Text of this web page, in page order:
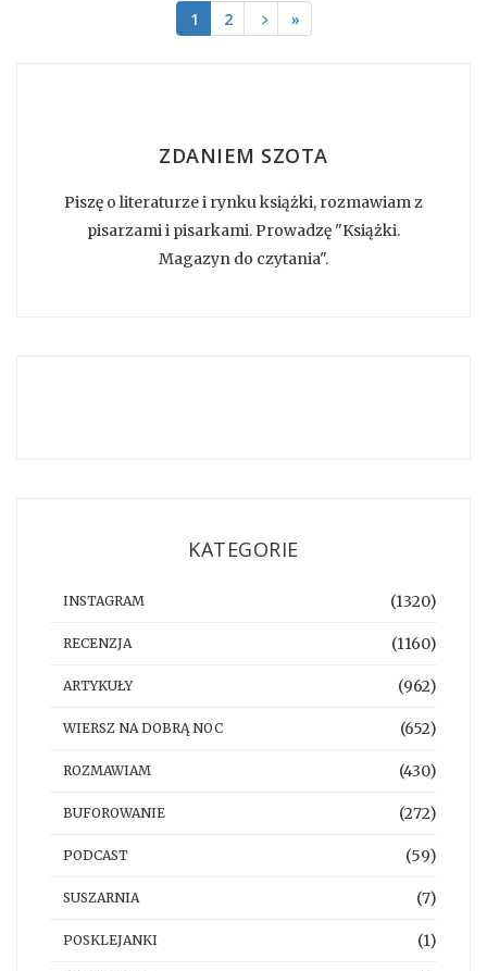
1 2 ﹥ »
ZDANIEM SZOTA
Piszę o literaturze i rynku książki, rozmawiam z
pisarzami i pisarkami. Prowadzę "Książki.
Magazyn do czytania".
KATEGORIE
INSTAGRAM (1320)
RECENZJA (1160)
ARTYKUŁY (962)
WIERSZ NA DOBRĄ NOC (652)
ROZMAWIAM (430)
BUFOROWANIE (272)
PODCAST (59)
SUSZARNIA (7)
POSKLEJANKI (1)